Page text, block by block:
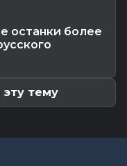
— новый
останки более
тему